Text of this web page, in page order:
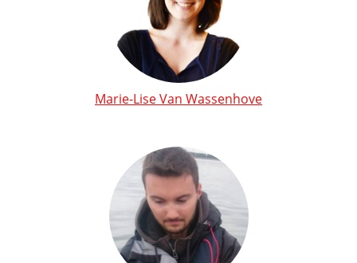
Marie-Lise Van Wassenhove